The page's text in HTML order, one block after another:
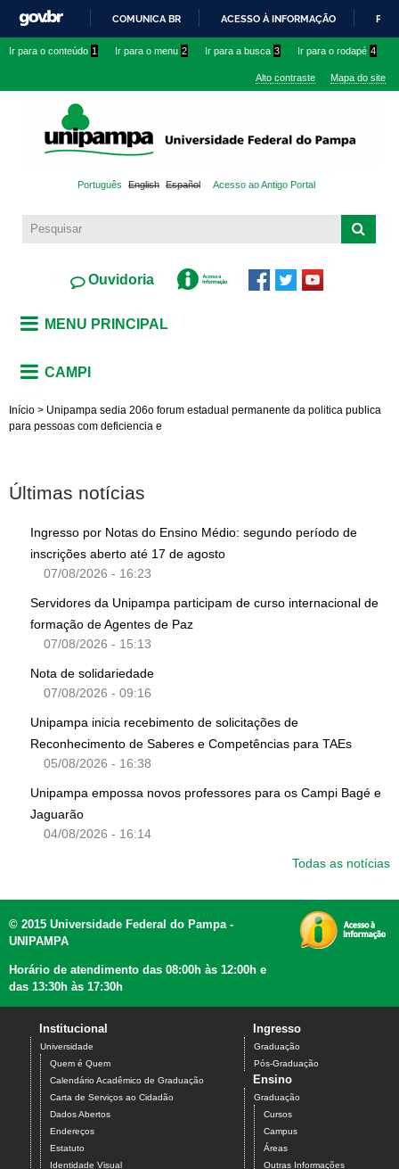
conteúdo
IR
O
COMUNICA BR ACESSO À INFORMAÇÃO
Ir para o conteúdo 1 Ir para o menu 2 Ir para a busca 3 Ir para o rodapé 4
Alto contraste Mapa do site
Português English Español Acesso ao Antigo Portal
Ouvidoria
MENU PRINCIPAL
CAMPI
Início > Unipampa sedia 206o forum estadual permanente da politica publica
para pessoas com deficiencia e
Últimas notícias
Ingresso por Notas do Ensino Médio: segundo período de
inscrições aberto até 17 de agosto
07/08/2026 - 16:23
Servidores da Unipampa participam de curso internacional de
formação de Agentes de Paz
07/08/2026 - 15:13
Nota de solidariedade
07/08/2026 - 09:16
Unipampa inicia recebimento de solicitações de
Reconhecimento de Saberes e Competências para TAEs
05/08/2026 - 16:38
Unipampa empossa novos professores para os Campi Bagé e
Jaguarão
04/08/2026 - 16:14
Todas as notícias
© 2015 Universidade Federal do Pampa -
UNIPAMPA
Horário de atendimento das 08:00h às 12:00h e
das 13:30h às 17:30h
Institucional
Universidade
Quem é Quem
Calendário Acadêmico de Graduação
Carta de Serviços ao Cidadão
Dados Abertos
Endereços
Estatuto
Identidade Visual
Ingresso
Graduação
Pós-Graduação
Ensino
Graduação
Cursos
Campus
Áreas
Outras Informações